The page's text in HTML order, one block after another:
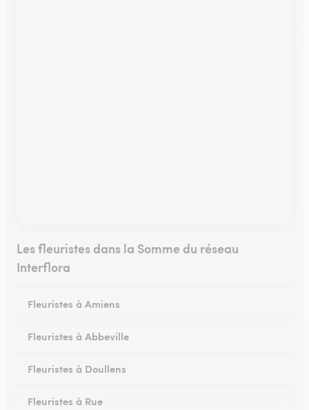
Les fleuristes dans la Somme du réseau
Interflora
Fleuristes à Amiens
Fleuristes à Abbeville
Fleuristes à Doullens
Fleuristes à Rue